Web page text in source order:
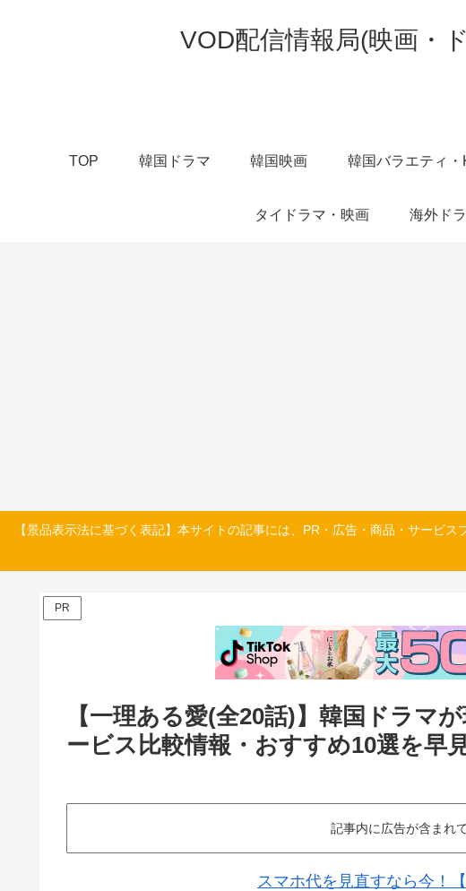
VOD配信情報局(映画・
TOP 韓国ドラマ 韓国映画 韓国バラエティ・
タイドラマ・映画 海外ド
【景品表示法に基づく表記】本サイトの記事には、PR・広告・商品・サービ
PR
【一理ある愛(全20話)】韓国ドラマ
ービス比較情報・おすすめ10選を早
記事内に広告が含まれ
スマホ代を見直すなら今！